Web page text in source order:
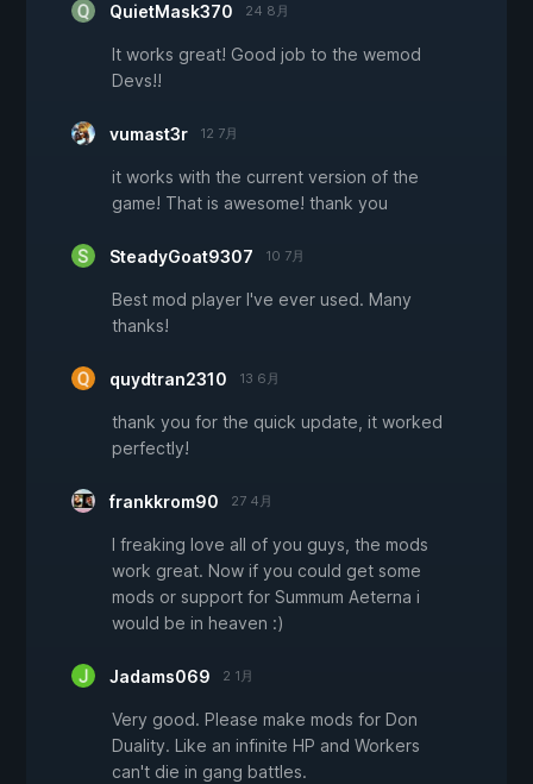
QuietMask370 24 8月
It works great! Good job to the wemod
Devs!!
vumast3r 12 7月
it works with the current version of the
game! That is awesome! thank you
SteadyGoat9307 10 7月
Best mod player I've ever used. Many
thanks!
quydtran2310 13 6月
thank you for the quick update, it worked
perfectly!
frankkrom90 27 4月
I freaking love all of you guys, the mods
work great. Now if you could get some
mods or support for Summum Aeterna i
would be in heaven :)
Jadams069 2 1月
Very good. Please make mods for Don
Duality. Like an infinite HP and Workers
can't die in gang battles.